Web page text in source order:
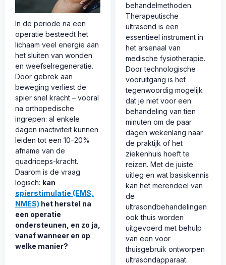
In de periode na een
operatie besteedt het
lichaam veel energie aan
het sluiten van wonden
en weefselregeneratie.
Door gebrek aan
beweging verliest de
spier snel kracht – vooral
na orthopedische
ingrepen: al enkele
dagen inactiviteit kunnen
leiden tot een 10–20%
afname van de
quadriceps-kracht.
Daarom is de vraag
logisch: kan
spierstimulatie (EMS,
NMES) het herstel na
een operatie
ondersteunen, en zo ja,
vanaf wanneer en op
welke manier?
behandelmethoden.
Therapeutische
ultrasond is een
essentieel instrument in
het arsenaal van
medische fysiotherapie.
Door technologische
vooruitgang is het
tegenwoordig mogelijk
dat je niet voor een
behandeling van tien
minuten om de paar
dagen wekenlang naar
de praktijk of het
ziekenhuis hoeft te
reizen. Met de juiste
uitleg en wat basiskennis
kan het merendeel van
de
ultrasondbehandelingen
ook thuis worden
uitgevoerd met behulp
van een voor
thuisgebruik ontworpen
ultrasondapparaat.